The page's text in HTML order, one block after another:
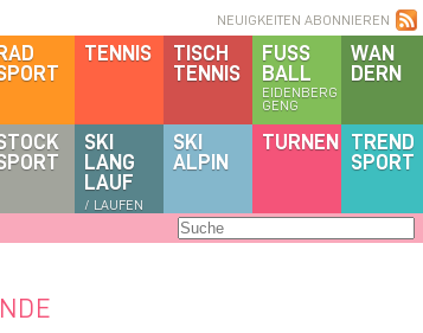
NEUIGKEITEN ABONNIEREN
WAN
DERN
FUSS
BALL
EIDENBERG
GENG
TISCH
TENNIS
TENNIS
TREND
SPORT
TURNEN
SKI
ALPIN
SKI
LANG
LAUF
/ LAUFEN